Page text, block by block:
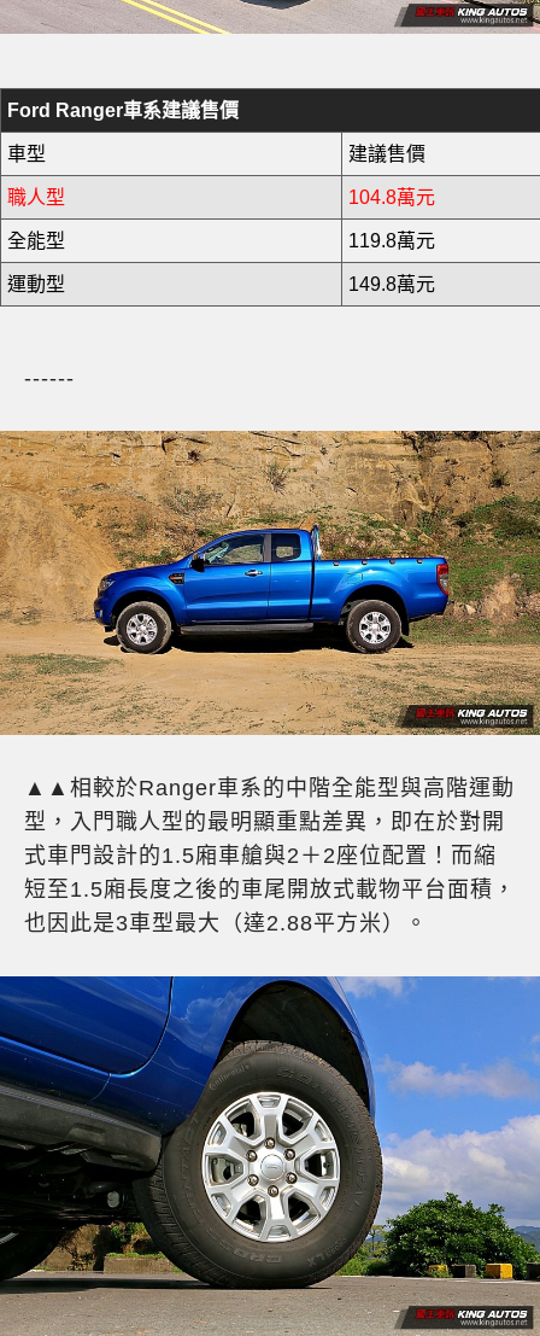
Ford Ranger車系建議售價
車型 建議售價
職人型 104.8萬元
全能型 119.8萬元
運動型 149.8萬元
------
▲▲相較於Ranger車系的中階全能型與高階運動
型，入門職人型的最明顯重點差異，即在於對開
式車門設計的1.5廂車艙與2＋2座位配置！而縮
短至1.5廂長度之後的車尾開放式載物平台面積，
也因此是3車型最大（達2.88平方米）。